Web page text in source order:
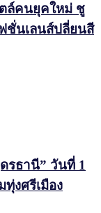
ล์คนยุคใหม่ ชู
ชั่นเลนส์ปลี่ยนสี
รธานี” วันที่ 1
งศรีเมือง